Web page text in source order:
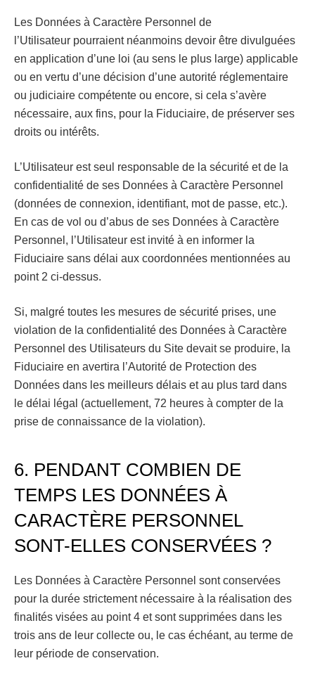
Les Données à Caractère Personnel de
l’Utilisateur pourraient néanmoins devoir être divulguées
en application d’une loi (au sens le plus large) applicable
ou en vertu d’une décision d’une autorité réglementaire
ou judiciaire compétente ou encore, si cela s’avère
nécessaire, aux fins, pour la Fiduciaire, de préserver ses
droits ou intérêts.
L’Utilisateur est seul responsable de la sécurité et de la
confidentialité de ses Données à Caractère Personnel
(données de connexion, identifiant, mot de passe, etc.).
En cas de vol ou d’abus de ses Données à Caractère
Personnel, l’Utilisateur est invité à en informer la
Fiduciaire sans délai aux coordonnées mentionnées au
point 2 ci-dessus.
Si, malgré toutes les mesures de sécurité prises, une
violation de la confidentialité des Données à Caractère
Personnel des Utilisateurs du Site devait se produire, la
Fiduciaire en avertira l’Autorité de Protection des
Données dans les meilleurs délais et au plus tard dans
le délai légal (actuellement, 72 heures à compter de la
prise de connaissance de la violation).
6. PENDANT COMBIEN DE
TEMPS LES DONNÉES À
CARACTÈRE PERSONNEL
SONT-ELLES CONSERVÉES ?
Les Données à Caractère Personnel sont conservées
pour la durée strictement nécessaire à la réalisation des
finalités visées au point 4 et sont supprimées dans les
trois ans de leur collecte ou, le cas échéant, au terme de
leur période de conservation.